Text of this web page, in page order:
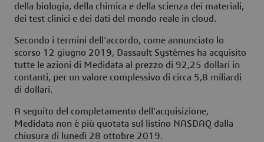
della biologia, della chimica e della scienza dei materiali,
dei test clinici e dei dati del mondo reale in cloud.
Secondo i termini dell'accordo, come annunciato lo
scorso 12 giugno 2019, Dassault Systèmes ha acquisito
tutte le azioni di Medidata al prezzo di 92,25 dollari in
contanti, per un valore complessivo di circa 5,8 miliardi
di dollari.
A seguito del completamento dell'acquisizione,
Medidata non è più quotata sul listino NASDAQ dalla
chiusura di lunedì 28 ottobre 2019.